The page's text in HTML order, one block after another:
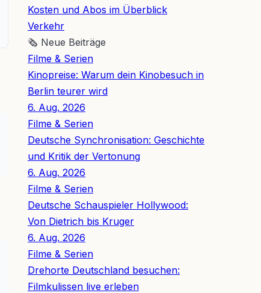
Kosten und Abos im Überblick
Verkehr
🗞 Neue Beiträge
Filme & Serien
Kinopreise: Warum dein Kinobesuch in
Berlin teurer wird
6. Aug. 2026
Filme & Serien
Deutsche Synchronisation: Geschichte
und Kritik der Vertonung
6. Aug. 2026
Filme & Serien
Deutsche Schauspieler Hollywood:
Von Dietrich bis Kruger
6. Aug. 2026
Filme & Serien
Drehorte Deutschland besuchen:
Filmkulissen live erleben